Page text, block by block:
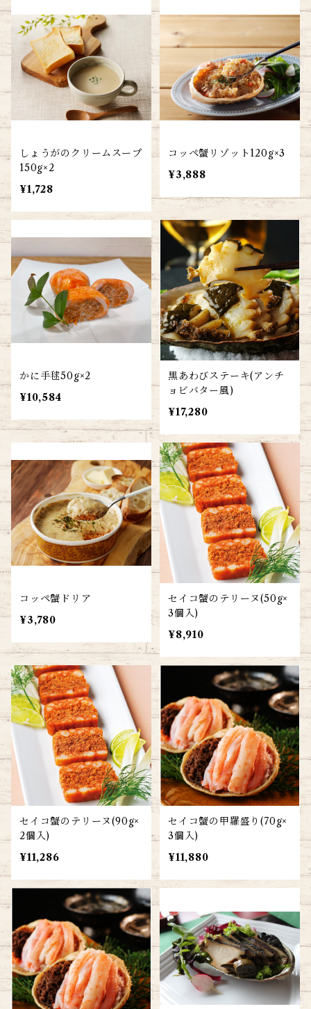
しょうがのクリームスープ
150g×2
¥1,728
コッペ蟹リゾット120g×3
¥3,888
かに手毬50g×2
¥10,584
黒あわびステーキ(アンチ
ョビバター風)
¥17,280
コッペ蟹ドリア
¥3,780
セイコ蟹のテリーヌ(50g×
3個入)
¥8,910
セイコ蟹のテリーヌ(90g×
2個入)
¥11,286
セイコ蟹の甲羅盛り(70g×
3個入)
¥11,880